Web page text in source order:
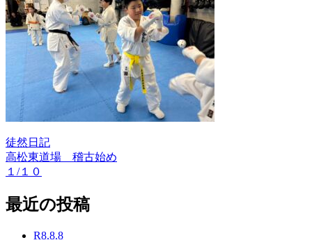
徒然日記
投
稿
ナ
高松東道場 稽古始め
１/１０
最近の投稿
R8.8.8